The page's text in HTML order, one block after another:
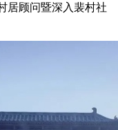
居顾问暨深入裴村社